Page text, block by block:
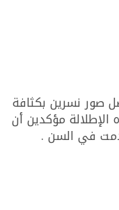
صور نسرين بكثافة
مؤكدين أن
في السن .